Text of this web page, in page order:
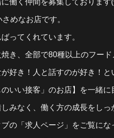
働く仲間を募集しております
めなお店です。
ってくれています。
き、全部で80種以上のフー
好き！人と話すのが好き！と
のいい接客」のお店】を一緒に
みなく、働く方の成長をしっ
の「求人ページ」をご覧にな